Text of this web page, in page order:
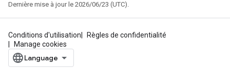
Dernière mise à jour le 2026/06/23 (UTC).
Conditions d'utilisation
Règles de confidentialité
Manage cookies